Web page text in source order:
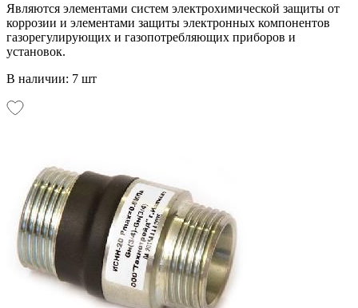
Являются элементами систем электрохимической защиты от
коррозии и элементами защиты электронных компонентов
газорегулирующих и газопотребляющих приборов и
установок.
В наличии: 7 шт